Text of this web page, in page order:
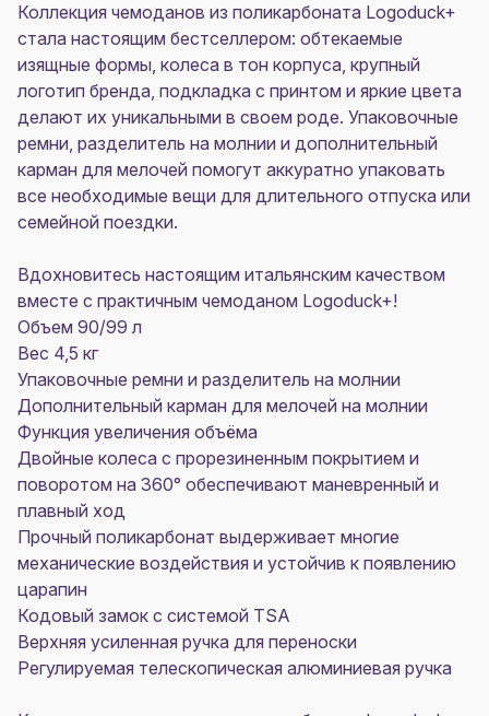
Коллекция чемоданов из поликарбоната Logoduck+
стала настоящим бестселлером: обтекаемые
изящные формы, колеса в тон корпуса, крупный
логотип бренда, подкладка с принтом и яркие цвета
делают их уникальными в своем роде. Упаковочные
ремни, разделитель на молнии и дополнительный
карман для мелочей помогут аккуратно упаковать
все необходимые вещи для длительного отпуска или
семейной поездки.
Вдохновитесь настоящим итальянским качеством
вместе с практичным чемоданом Logoduck+!
Объем 90/99 л
Вес 4,5 кг
Упаковочные ремни и разделитель на молнии
Дополнительный карман для мелочей на молнии
Функция увеличения объёма
Двойные колеса с прорезиненным покрытием и
поворотом на 360° обеспечивают маневренный и
плавный ход
Прочный поликарбонат выдерживает многие
механические воздействия и устойчив к появлению
царапин
Кодовый замок с системой TSA
Верхняя усиленная ручка для переноски
Регулируемая телескопическая алюминиевая ручка